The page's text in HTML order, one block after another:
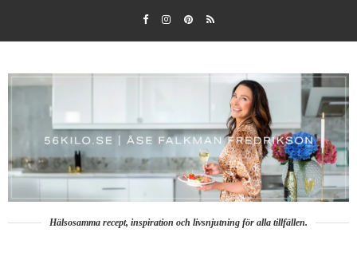
Hälsosamma recept, inspiration och livsnjutning för alla tillfällen.